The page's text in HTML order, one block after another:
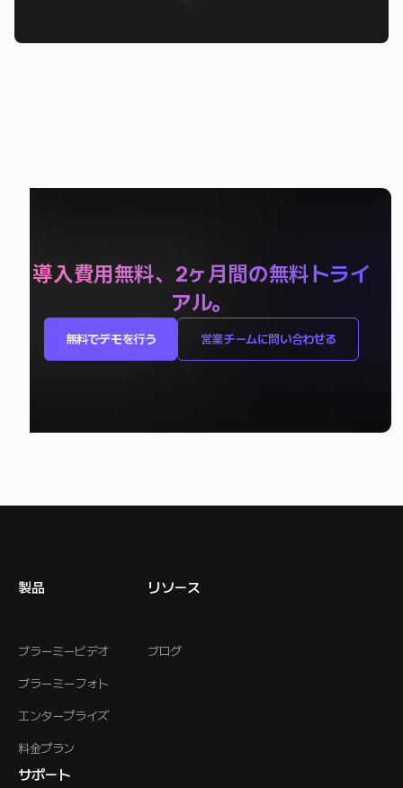
導入費用無料、2ヶ月間の無料トライ
アル。
まずはお試しください。
無料でデモを行う 営業チームに問い合わせる
製品
ブラーミービデオ
ブラーミーフォト
エンタープライズ
料金プラン
リソース
ブログ
サポート